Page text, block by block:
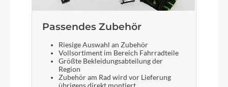
KTM tour (carry more)
Schalthebel
Shimano Deore M5130-10 LG display
Passendes Zubehör
Riesige Auswahl an Zubehör
Vollsortiment im Bereich Fahrradteile
Größte Bekleidungsabteilung der
Region
Zubehör am Rad wird vor Lieferung